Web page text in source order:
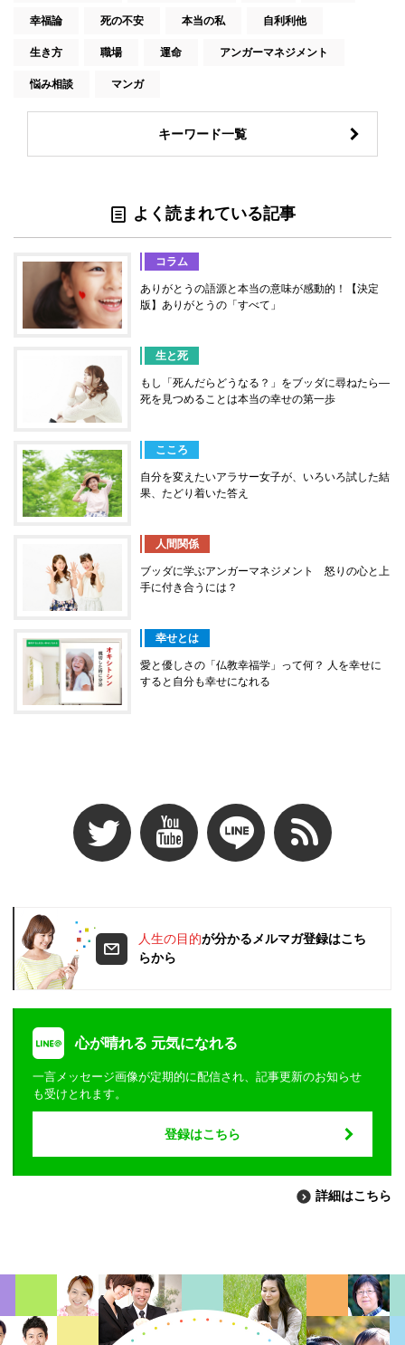
幸福論 死の不安 本当の私 自利利他
生き方 職場 運命 アンガーマネジメント
悩み相談 マンガ
キーワード一覧
よく読まれている記事
コラム
ありがとうの語源と本当の意味が感動的！【決定
版】ありがとうの「すべて」
生と死
もし「死んだらどうなる？」をブッダに尋ねたら―
死を見つめることは本当の幸せの第一歩
こころ
自分を変えたいアラサー女子が、いろいろ試した結
果、たどり着いた答え
人間関係
ブッダに学ぶアンガーマネジメント 怒りの心と上
手に付き合うには？
幸せとは
愛と優しさの「仏教幸福学」って何？ 人を幸せに
すると自分も幸せになれる
人生の目的が分かるメルマガ登録はこち
らから
心が晴れる 元気になれる
一言メッセージ画像が定期的に配信され、記事更新のお知らせ
も受けとれます。
登録はこちら
詳細はこちら